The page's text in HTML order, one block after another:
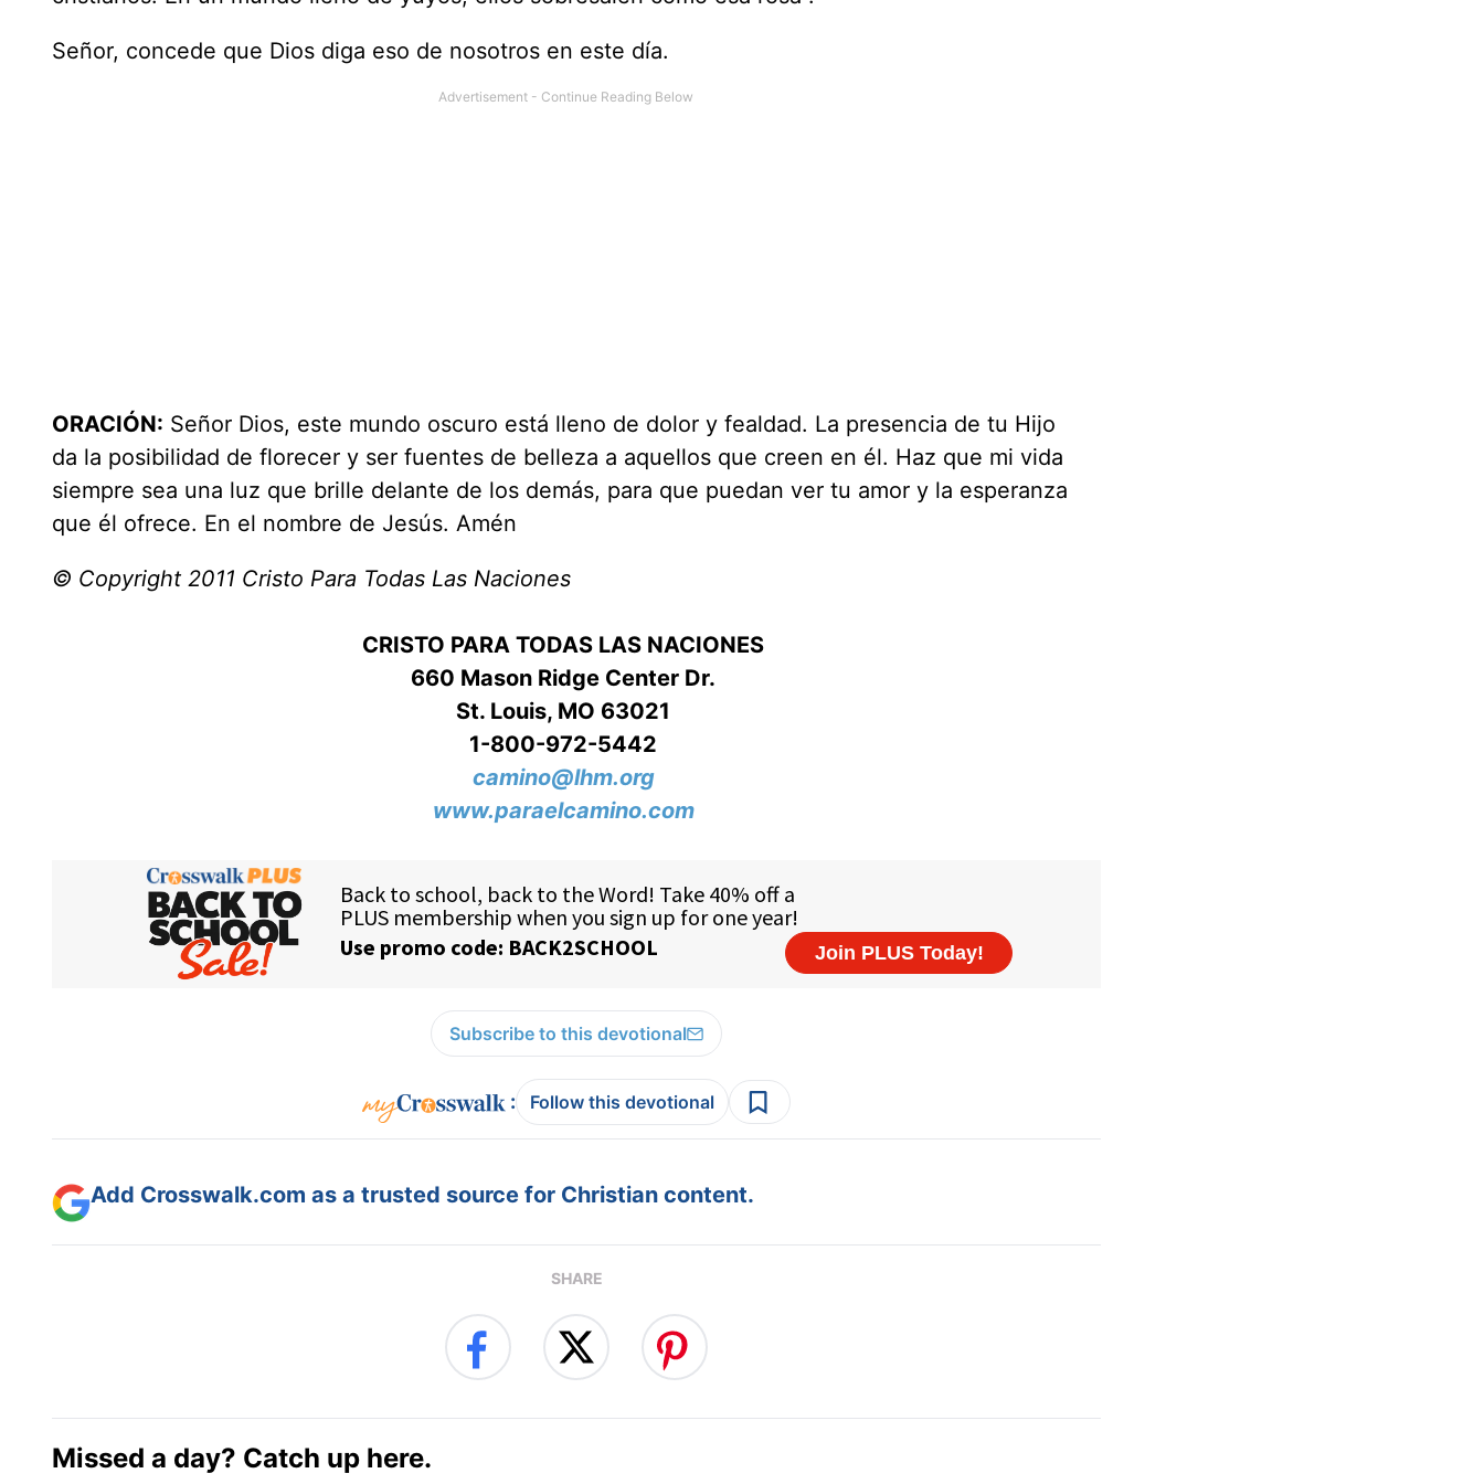
Señor, concede que Dios diga eso de nosotros en este día.
ORACIÓN: Señor Dios, este mundo oscuro está lleno de dolor y fealdad. La presencia de tu Hijo
da la posibilidad de florecer y ser fuentes de belleza a aquellos que creen en él. Haz que mi vida
siempre sea una luz que brille delante de los demás, para que puedan ver tu amor y la esperanza
que él ofrece. En el nombre de Jesús. Amén
© Copyright 2011 Cristo Para Todas Las Naciones
CRISTO PARA TODAS LAS NACIONES
660 Mason Ridge Center Dr.
St. Louis, MO 63021
1-800-972-5442
camino@lhm.org
www.paraelcamino.com
Subscribe to this devotional
: Follow this devotional
Add Crosswalk.com as a trusted source for Christian content.
SHARE
Missed a day? Catch up here.